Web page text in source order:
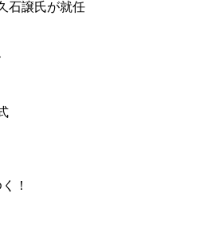
石譲氏が就任
！